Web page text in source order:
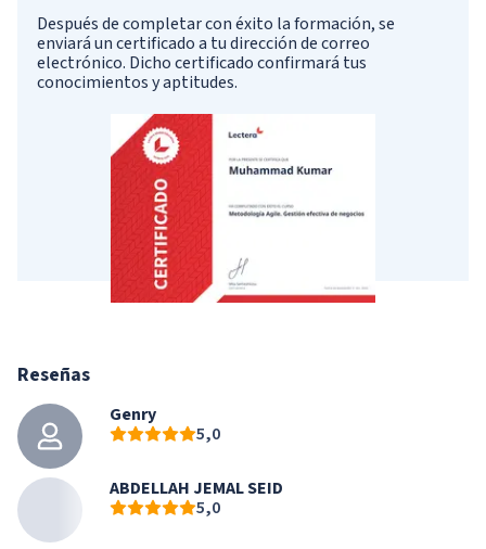
Después de completar con éxito la formación, se
enviará un certificado a tu dirección de correo
electrónico. Dicho certificado confirmará tus
conocimientos y aptitudes.
Reseñas
Genry
5,0
ABDELLAH JEMAL SEID
5,0